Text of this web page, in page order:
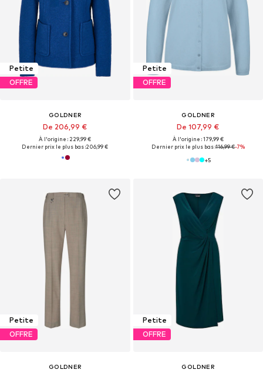
Petite
OFFRE
GOLDNER
De 206,99 €
À l'origine : 229,99 €
Dernier prix le plus bas :206,99 €
Petite
OFFRE
GOLDNER
De 107,99 €
À l'origine : 179,99 €
Dernier prix le plus bas :116,99 €-7%
+5
Petite
OFFRE
GOLDNER
Petite
OFFRE
GOLDNER